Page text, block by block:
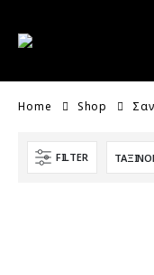
Home Shop
FILTER